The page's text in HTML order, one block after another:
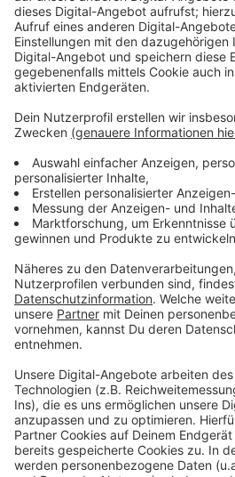
Staatsanwaltschaft. Im Moment
der vier untersucht.
Weitere Meldungen auf
Anzeige
Über 500 Einträge bei
Klinikum Leverkusen:
gewährleistet
Anzeige